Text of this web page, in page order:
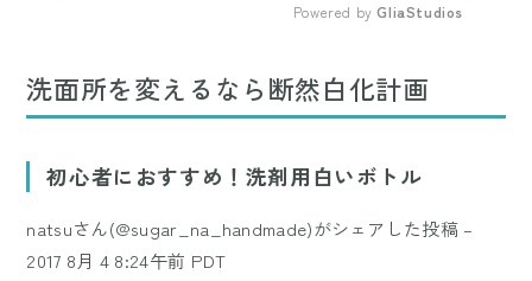
Powered by GliaStudios
洗面所を変えるなら断然白化計画
初心者におすすめ！洗剤用白いボトル
natsuさん(@sugar_na_handmade)がシェアした投稿–
2017 8月 4 8:24午前 PDT